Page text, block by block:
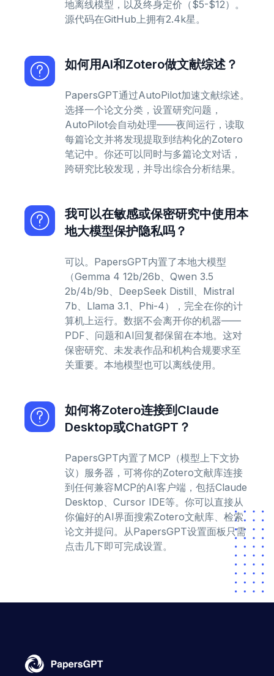
地离线模型，以及终身定价（$5-$12）。
源代码在GitHub上拥有2.4k星。
如何用AI和Zotero做文献综述？
PapersGPT通过AutoPilot加速文献综述。
选择一个论文分类，设置研究问题，
AutoPilot会自动处理——夜间运行，读取
每篇论文并将发现提取到结构化的Zotero
笔记中。你还可以同时与多篇论文对话，
跨研究比较发现，并导出综合分析结果。
我可以在敏感或保密研究中使用本
地大模型保护隐私吗？
可以。PapersGPT内置了本地大模型
（Gemma 4 12b/26b、Qwen 3.5
2b/4b/9b、DeepSeek Distill、Mistral
7b、Llama 3.1、Phi-4），完全在你的计
算机上运行。数据不会离开你的机器——
PDF、问题和AI回复都保留在本地。这对
保密研究、未发表作品和机构合规要求至
关重要。本地模型也可以离线使用。
如何将Zotero连接到Claude
Desktop或ChatGPT？
PapersGPT内置了MCP（模型上下文协
议）服务器，可将你的Zotero文献库连接
到任何兼容MCP的AI客户端，包括Claude
Desktop、Cursor IDE等。你可以直接从
你偏好的AI界面搜索Zotero文献库、检索
论文并提问。从PapersGPT设置面板只需
点击几下即可完成设置。